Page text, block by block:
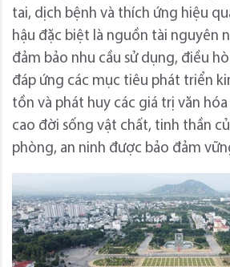
tai, dịch bệnh và thích ứng hiệu
hậu đặc biệt là nguồn tài nguyên
đảm bảo nhu cầu sử dụng, điều
đáp ứng các mục tiêu phát triển
tồn và phát huy các giá trị văn
cao đời sống vật chất, tinh thần
phòng, an ninh được bảo đảm